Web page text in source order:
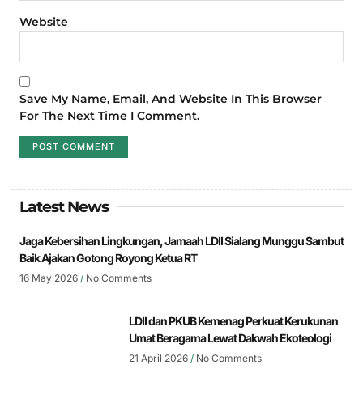
Website
Save My Name, Email, And Website In This Browser
For The Next Time I Comment.
Latest News
Jaga Kebersihan Lingkungan, Jamaah LDII Sialang Munggu Sambut
Baik Ajakan Gotong Royong Ketua RT
16 May 2026 No Comments
LDII dan PKUB Kemenag Perkuat Kerukunan
Umat Beragama Lewat Dakwah Ekoteologi
21 April 2026 No Comments